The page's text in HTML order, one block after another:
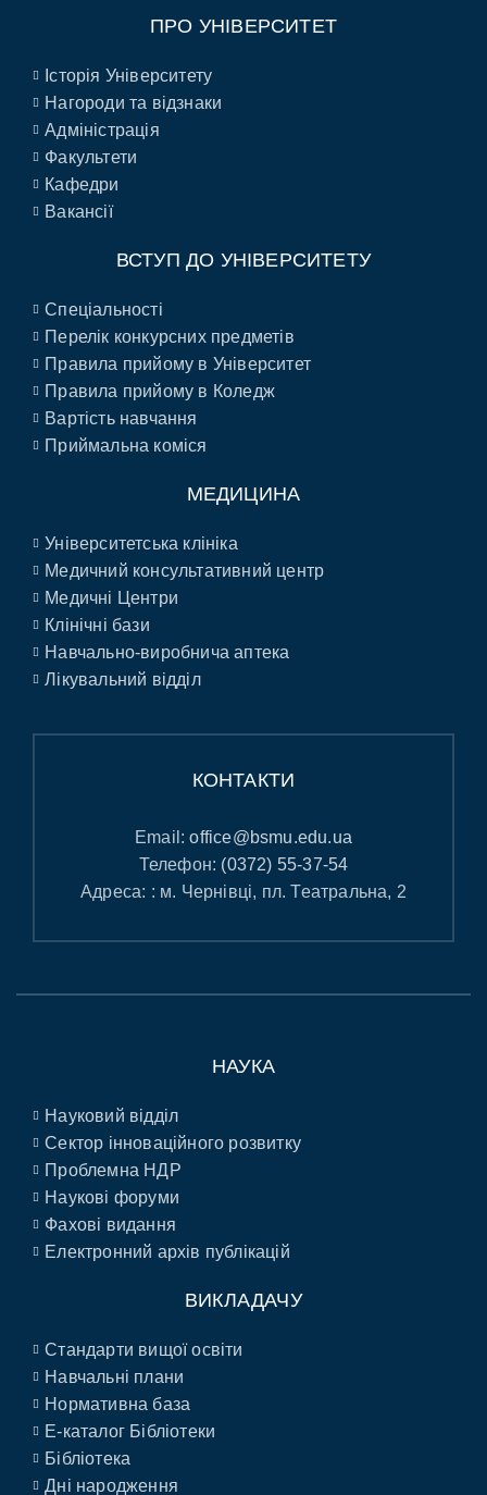
ПРО УНІВЕРСИТЕТ
Історія Університету
Нагороди та відзнаки
Адміністрація
Факультети
Кафедри
Вакансії
ВСТУП ДО УНІВЕРСИТЕТУ
Спеціальності
Перелік конкурсних предметів
Правила прийому в Університет
Правила прийому в Коледж
Вартість навчання
Приймальна коміся
МЕДИЦИНА
Університетська клініка
Медичний консультативний центр
Медичні Центри
Клінічні бази
Навчально-виробнича аптека
Лікувальний відділ
КОНТАКТИ
Email:office@bsmu.edu.ua
Телефон: (0372) 55-37-54
Адреса: : м. Чернівці, пл. Театральна, 2
НАУКА
Науковий відділ
Сектор інноваційного розвитку
Проблемна НДР
Наукові форуми
Фахові видання
Електронний архів публікацій
ВИКЛАДАЧУ
Стандарти вищої освіти
Навчальні плани
Нормативна база
E-каталог Бібліотеки
Бібліотека
Дні народження